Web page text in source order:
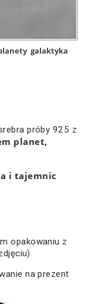
galaktyka
próby 925 z
planet,
i tajemnic
opakowaniu z
na prezent